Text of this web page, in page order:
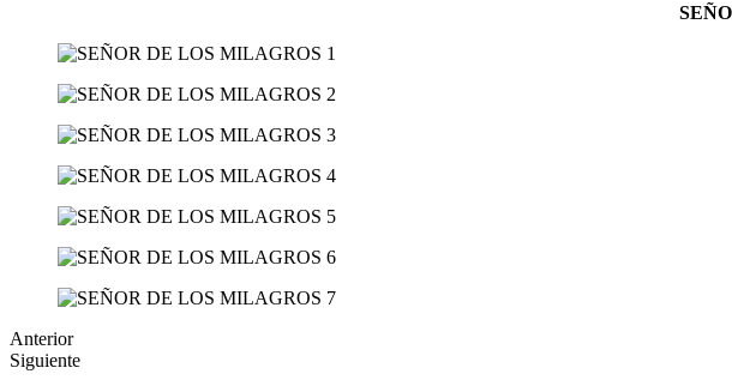
Anterior
Siguiente